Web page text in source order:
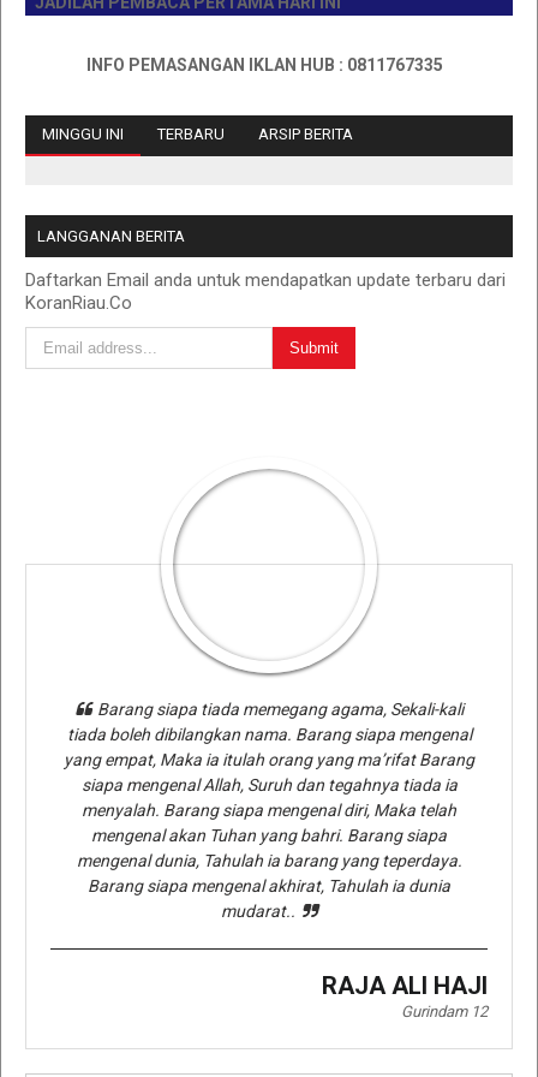
INFO PEMASANGAN IKLAN HUB : 0811767335
MINGGU INI TERBARU ARSIP BERITA
LANGGANAN BERITA
Daftarkan Email anda untuk mendapatkan update terbaru dari
KoranRiau.Co
Barang siapa tiada memegang agama, Sekali-kali
tiada boleh dibilangkan nama. Barang siapa mengenal
yang empat, Maka ia itulah orang yang ma’rifat Barang
siapa mengenal Allah, Suruh dan tegahnya tiada ia
menyalah. Barang siapa mengenal diri, Maka telah
mengenal akan Tuhan yang bahri. Barang siapa
mengenal dunia, Tahulah ia barang yang teperdaya.
Barang siapa mengenal akhirat, Tahulah ia dunia
mudarat..
RAJA ALI HAJI
Gurindam 12